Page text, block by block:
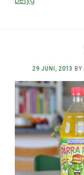
29 JUNI, 2013 BY